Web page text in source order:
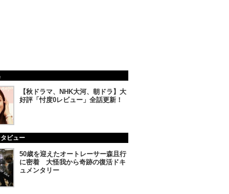
【秋ドラマ、NHK大河、朝ドラ】大
好評「忖度0レビュー」全話更新！
ビュー
50歳を迎えたオートレーサー森且行
に密着 大怪我から奇跡の復活ドキ
ュメンタリー